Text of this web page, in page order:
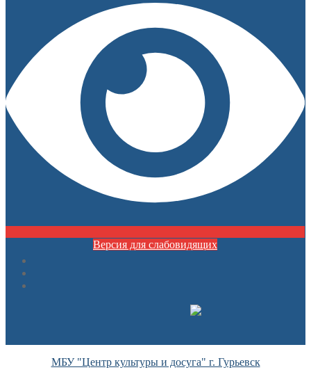
Версия для слабовидящих
МБУ "Центр культуры и досуга" г. Гурьевск